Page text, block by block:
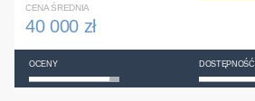
CENA ŚREDNIA
40 000 zł
OCENY DOSTĘPNOŚĆ